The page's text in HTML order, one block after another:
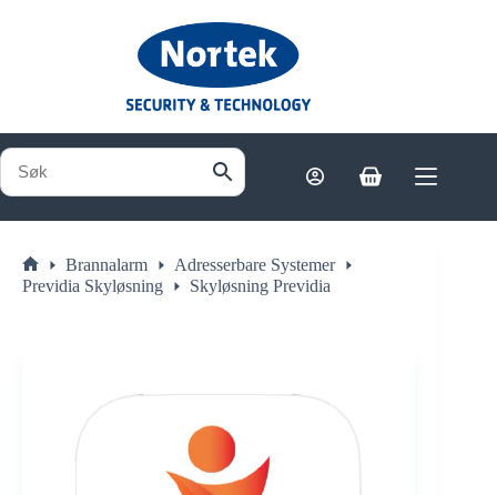
Handlekurv
Hjem
Brannalarm
Adresserbare Systemer
Previdia Skyløsning
Skyløsning Previdia